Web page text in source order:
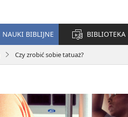
NAUKI BIBLIJNE BIBLIOTEKA
Czy zrobić sobie tatuaż?